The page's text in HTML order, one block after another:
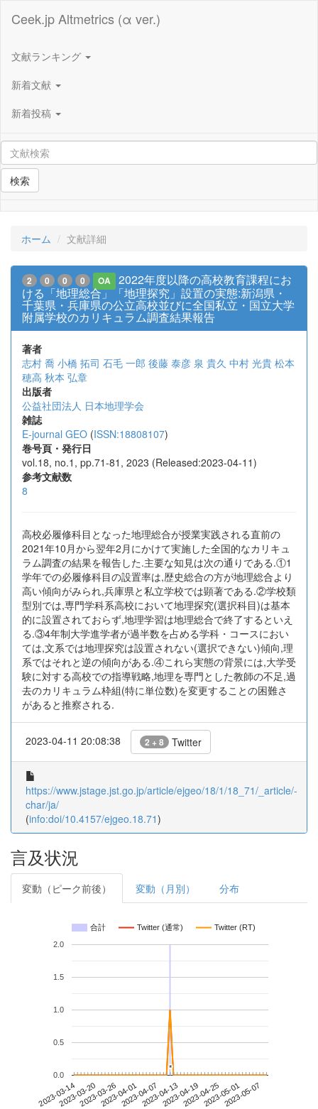
Ceek.jp Altmetrics (α ver.)
文献ランキング
新着文献
新着投稿
検索
ホーム 文献詳細
2 0 0 0 OA
2022年度以降の高校教育課程にお
ける「地理総合」「地理探究」設置の実態:新潟県・
千葉県・兵庫県の公立高校並びに全国私立・国立大学
附属学校のカリキュラム調査結果報告
著者
志村 喬 小橋 拓司 石毛 一郎 後藤 泰彦 泉 貴久 中村 光貴 松本
穂高 秋本 弘章
出版者
公益社団法人 日本地理学会
雑誌
E-journal GEO (ISSN:18808107)
巻号頁・発行日
vol.18, no.1, pp.71-81, 2023 (Released:2023-04-11)
参考文献数
8
高校必履修科目となった地理総合が授業実践される直前の
2021年10月から翌年2月にかけて実施した全国的なカリキュ
ラム調査の結果を報告した.主要な知見は次の通りである.①1
学年での必履修科目の設置率は,歴史総合の方が地理総合より
高い傾向がみられ,兵庫県と私立学校では顕著である.②学校類
型別では,専門学科系高校において地理探究(選択科目)は基本
的に設置されておらず,地理学習は地理総合で終了するといえ
る.③4年制大学進学者が過半数を占める学科・コースにおい
ては,文系では地理探究は設置されない(選択できない)傾向,理
系ではそれと逆の傾向がある.④これら実態の背景には,大学受
験に対する高校での指導戦略,地理を専門とした教師の不足,過
去のカリキュラム枠組(特に単位数)を変更することの困難さ
があると推察される.
2023-04-11 20:08:38 2 + 8 Twitter
https://www.jstage.jst.go.jp/article/ejgeo/18/1/18_71/_article/-
char/ja/
(info:doi/10.4157/ejgeo.18.71)
言及状況
変動（ピーク前後） 変動（月別） 分布
合計 Twitter (通常) Twitter (RT)
2023-03-142023-03-202023-03-262023-04-012023-04-072023-04-132023-04-192023-04-252023-05-012023-05-07
0.0
0.5
1.0
1.5
2.0
*
*